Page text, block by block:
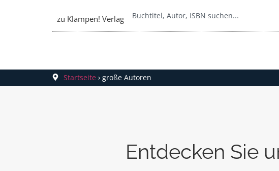
zu Klampen! Verlag
Startseite › große Autoren
Entdecken Sie